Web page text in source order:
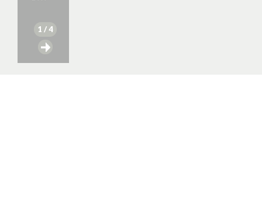
1 / 4